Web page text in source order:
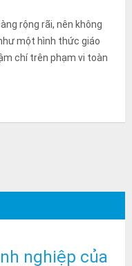
rộng rãi, nên không
một hình thức giáo
chí trên phạm vi toàn
nghiệp của